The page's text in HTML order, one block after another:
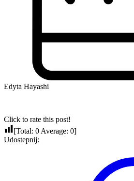
Edyta Hayashi
Click to rate this post!
[Total: 0 Average: 0]
Udostepnij: